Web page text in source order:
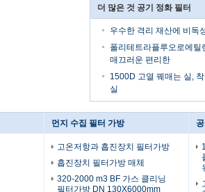
더 많은 것 공기 정화 필터
우수한 격리 재산에 비독
폴리테트라플루오로에틸
매끄러운 편리한
1500D 고열 꿰매는 실,
실
먼지 수집 필터 가방
고온저항과 흡진장치 필터가방
흡진장치 필터가방 매체
320-2000 m3 BF 가스 클리닝
필터가방 DN 130X6000mm